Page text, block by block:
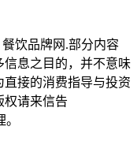
餐饮品牌网 .部分内容
息之目的，并不意味
接的消费指导与投资
权请来信告